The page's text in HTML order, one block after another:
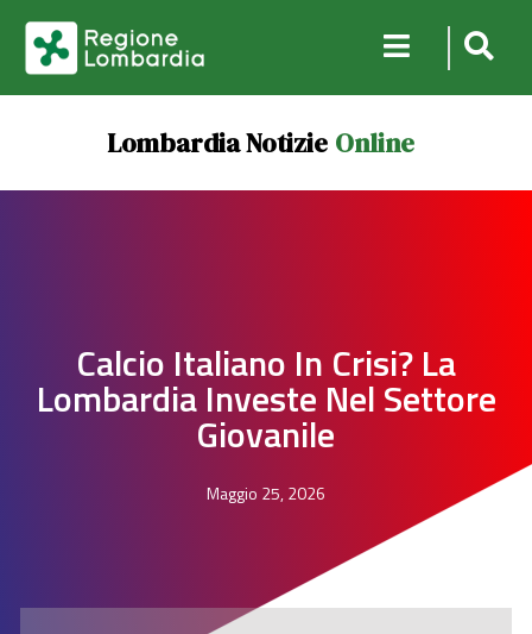
Lombardia Notizie Online
Calcio Italiano In Crisi? La
Lombardia Investe Nel Settore
Giovanile
Maggio 25, 2026